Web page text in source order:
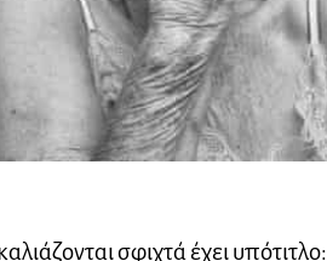
σφιχτά έχει υπότιτλο: